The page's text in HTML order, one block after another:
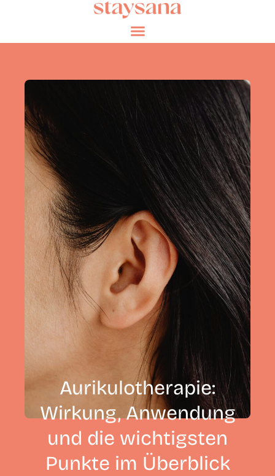
Aurikulotherapie:
Wirkung, Anwendung
und die wichtigsten
Punkte im Überblick